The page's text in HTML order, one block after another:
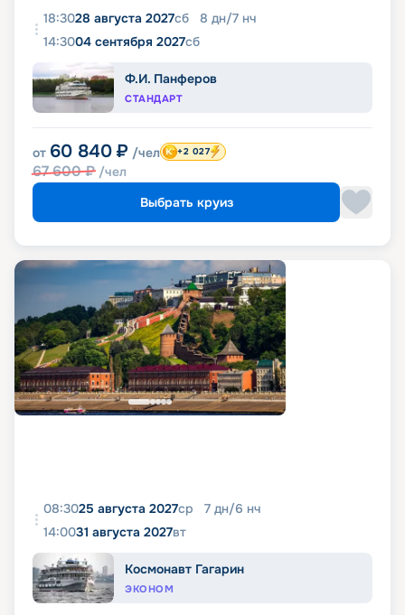
18:3028 августа 2027сб 8 дн/7 нч
14:3004 сентября 2027сб
Ф.И. Панферов
СТАНДАРТ
от 60 840 ₽ /чел
67 600₽ /чел
+2 027
Выбрать круиз
08:3025 августа 2027ср 7 дн/6 нч
14:0031 августа 2027вт
Космонавт Гагарин
ЭКОНОМ